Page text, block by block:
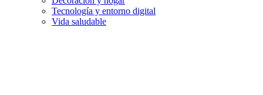
Tecnología y entorno digital
Vida saludable